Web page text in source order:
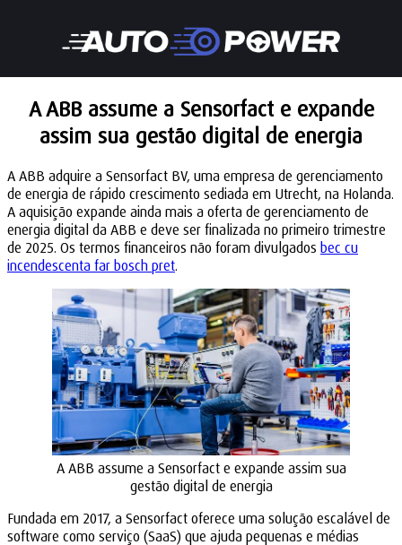
A ABB assume a Sensorfact e expande
assim sua gestão digital de energia
A ABB adquire a Sensorfact BV, uma empresa de gerenciamento
de energia de rápido crescimento sediada em Utrecht, na Holanda.
A aquisição expande ainda mais a oferta de gerenciamento de
energia digital da ABB e deve ser finalizada no primeiro trimestre
de 2025. Os termos financeiros não foram divulgados bec cu
incendescenta far bosch pret.
A ABB assume a Sensorfact e expande assim sua
gestão digital de energia
Fundada em 2017, a Sensorfact oferece uma solução escalável de
software como serviço (SaaS) que ajuda pequenas e médias